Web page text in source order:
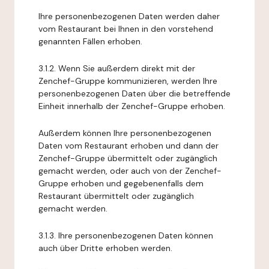
Ihre personenbezogenen Daten werden daher
vom Restaurant bei Ihnen in den vorstehend
genannten Fällen erhoben.
3.1.2. Wenn Sie außerdem direkt mit der
Zenchef-Gruppe kommunizieren, werden Ihre
personenbezogenen Daten über die betreffende
Einheit innerhalb der Zenchef-Gruppe erhoben.
Außerdem können Ihre personenbezogenen
Daten vom Restaurant erhoben und dann der
Zenchef-Gruppe übermittelt oder zugänglich
gemacht werden, oder auch von der Zenchef-
Gruppe erhoben und gegebenenfalls dem
Restaurant übermittelt oder zugänglich
gemacht werden.
3.1.3. Ihre personenbezogenen Daten können
auch über Dritte erhoben werden.